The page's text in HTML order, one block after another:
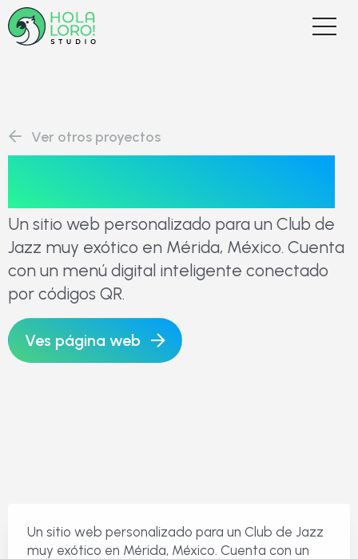
Ver otros proyectos
Un sitio web personalizado para un Club de
Jazz muy exótico en Mérida, México. Cuenta
con un menú digital inteligente conectado
por códigos QR.
Ves página web
Un sitio web personalizado para un Club de Jazz
muy exótico en Mérida, México. Cuenta con un